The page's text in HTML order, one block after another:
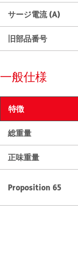
サージ電流 (A)
旧部品番号
一般仕様
特徴
総重量
正味重量
Proposition 65